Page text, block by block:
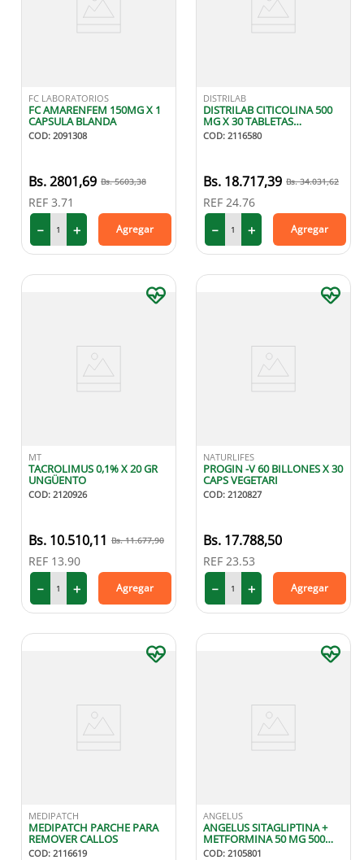
FC LABORATORIOS
FC AMARENFEM 150MG X 1
CAPSULA BLANDA
COD: 2091308
2801,69 5603,38
REF 3.71
＋
－ Agregar
DISTRILAB
DISTRILAB CITICOLINA 500
MG X 30 TABLETAS
RECUBIERTAS
COD: 2116580
18.717,39 34.031,62
REF 24.76
＋
－ Agregar
MT
TACROLIMUS 0,1% X 20 GR
UNGÜENTO
COD: 2120926
10.510,11 11.677,90
REF 13.90
＋
－ Agregar
NATURLIFES
PROGIN -V 60 BILLONES X 30
CAPS VEGETARI
COD: 2120827
17.788,50
REF 23.53
＋
－ Agregar
MEDIPATCH
MEDIPATCH PARCHE PARA
REMOVER CALLOS
COD: 2116619
ANGELUS
ANGELUS SITAGLIPTINA +
METFORMINA 50 MG 500
MG X30 TABLETAS
COD: 2105801